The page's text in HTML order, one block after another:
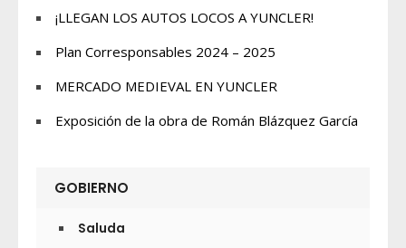
¡LLEGAN LOS AUTOS LOCOS A YUNCLER!
Plan Corresponsables 2024 – 2025
MERCADO MEDIEVAL EN YUNCLER
Exposición de la obra de Román Blázquez García
GOBIERNO
Saluda